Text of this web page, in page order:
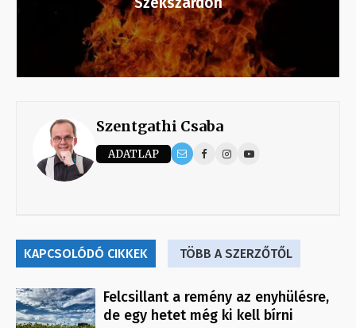
Szentgathi Csaba
ADATLAP
KAPCSOLÓDÓ CIKKEK TÖBB A SZERZŐTŐL
Felcsillant a remény az enyhülésre,
de egy hetet még ki kell bírni